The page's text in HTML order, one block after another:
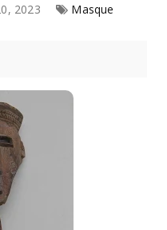
2023 Masque